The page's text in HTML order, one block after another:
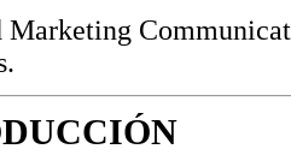
Marketing